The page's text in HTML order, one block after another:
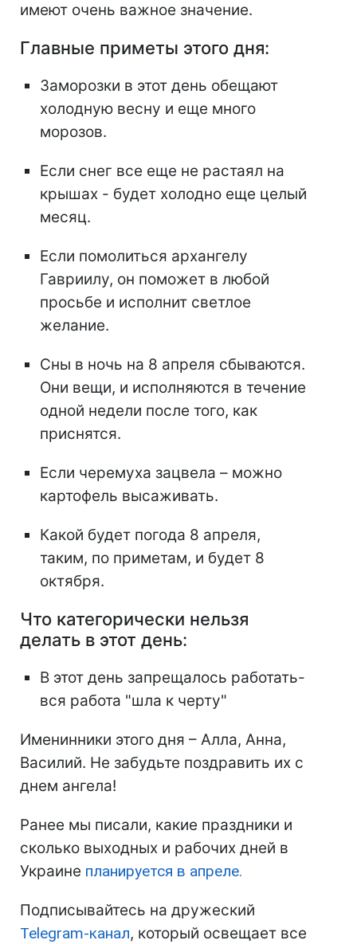
имеют очень важное значение.
Главные приметы этого дня:
Заморозки в этот день обещают
холодную весну и еще много
морозов.
Если снег все еще не растаял на
крышах - будет холодно еще целый
месяц.
Если помолиться архангелу
Гавриилу, он поможет в любой
просьбе и исполнит светлое
желание.
Сны в ночь на 8 апреля сбываются.
Они вещи, и исполняются в течение
одной недели после того, как
приснятся.
Если черемуха зацвела – можно
картофель высаживать.
Какой будет погода 8 апреля,
таким, по приметам, и будет 8
октября.
Что категорически нельзя
делать в этот день:
В этот день запрещалось работать-
вся работа "шла к черту"
Именинники этого дня – Алла, Анна,
Василий. Не забудьте поздравить их с
днем ангела!
Ранее мы писали, какие праздники и
сколько выходных и рабочих дней в
Украине планируется в апреле.
Подписывайтесь на дружеский
Telegram-канал, который освещает все